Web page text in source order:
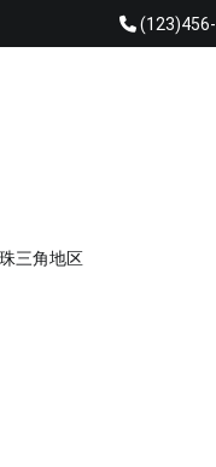
珠三角地区